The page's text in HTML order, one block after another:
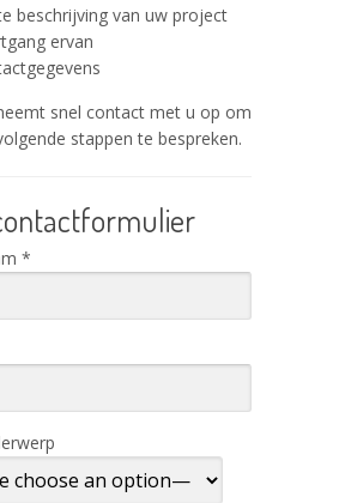
beschrijving van uw project
ervan
snel contact met u op om
stappen te bespreken.
*